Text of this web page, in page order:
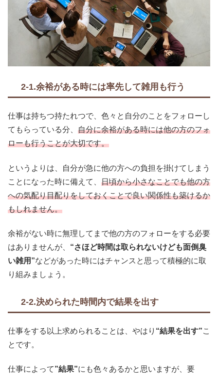
2-1.余裕がある時には率先して雑用も行う
仕事は持ちつ持たれつで、色々と自分のことをフォローし
てもらっている分、 自分に余裕がある時には他の方のフォ
ローも行うことが大切です。
というよりは、自分が急に他の方への負担を掛けてしまう
ことになった時に備えて、 日頃から小さなことでも他の方
への気配り目配りをしておくことで良い関係性も築けるか
もしれません。
余裕がない時に無理してまで他の方のフォローをする必要
はありませんが、 “さほど時間は取られないけども面倒臭
い雑用”などがあった時にはチャンスと思って積極的に取
り組みましょう。
2-2.決められた時間内で結果を出す
仕事をする以上求められることは、やはり “結果を出す”こ
とです。
仕事によって”結果”にも色々あるかと思いますが、要